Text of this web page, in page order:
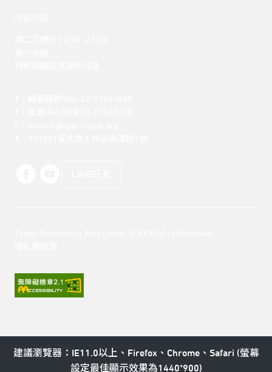
建議瀏覽器：IE11.0以上、Firefox、Chrome、Safari (螢幕
設定最佳顯示效果為1440*900)